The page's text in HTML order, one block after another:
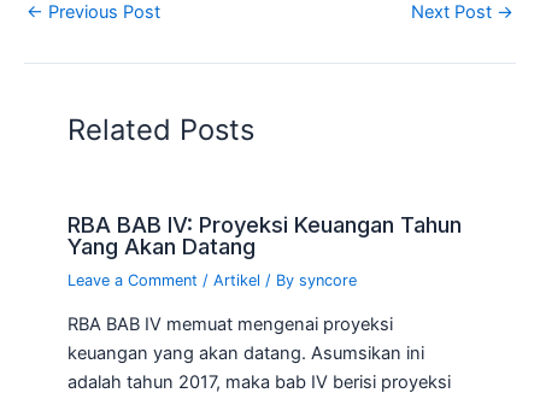
← Previous Post Next Post →
Related Posts
RBA BAB IV: Proyeksi Keuangan Tahun
Yang Akan Datang
Leave a Comment /Artikel / Bysyncore
RBA BAB IV memuat mengenai proyeksi
keuangan yang akan datang. Asumsikan ini
adalah tahun 2017, maka bab IV berisi proyeksi